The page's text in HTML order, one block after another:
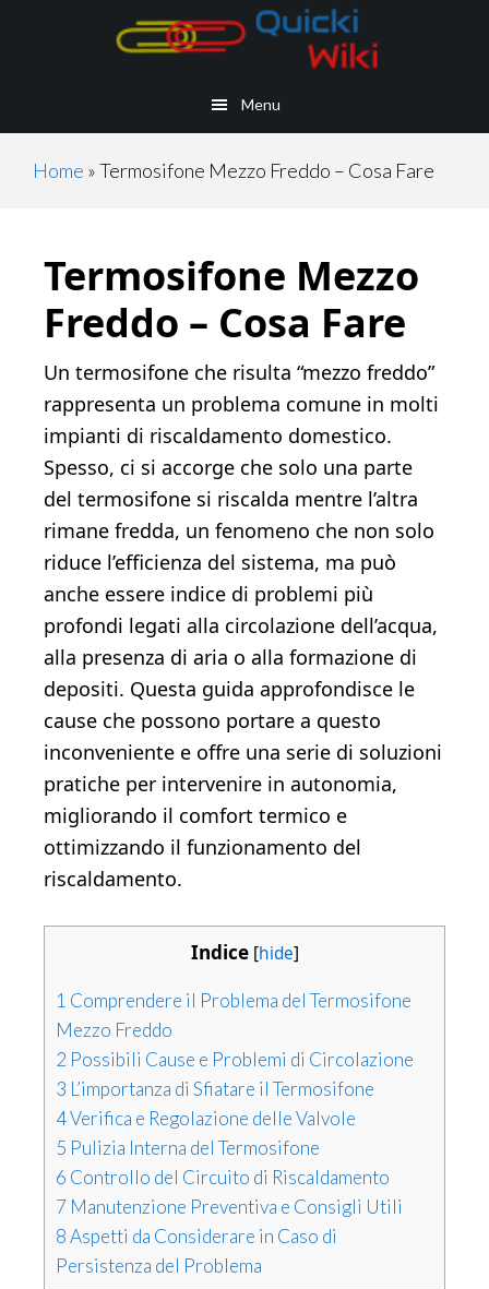
Menu
Home »Termosifone Mezzo Freddo – Cosa Fare
Termosifone Mezzo
Freddo – Cosa Fare
Un termosifone che risulta “mezzo freddo”
rappresenta un problema comune in molti
impianti di riscaldamento domestico.
Spesso, ci si accorge che solo una parte
del termosifone si riscalda mentre l’altra
rimane fredda, un fenomeno che non solo
riduce l’efficienza del sistema, ma può
anche essere indice di problemi più
profondi legati alla circolazione dell’acqua,
alla presenza di aria o alla formazione di
depositi. Questa guida approfondisce le
cause che possono portare a questo
inconveniente e offre una serie di soluzioni
pratiche per intervenire in autonomia,
migliorando il comfort termico e
ottimizzando il funzionamento del
riscaldamento.
Indice [hide]
1 Comprendere il Problema del Termosifone
Mezzo Freddo
2 Possibili Cause e Problemi di Circolazione
3 L’importanza di Sfiatare il Termosifone
4Verifica e Regolazione delle Valvole
5 Pulizia Interna del Termosifone
6 Controllo del Circuito di Riscaldamento
7 Manutenzione Preventiva e Consigli Utili
8Aspetti da Considerare in Caso di
Persistenza del Problema